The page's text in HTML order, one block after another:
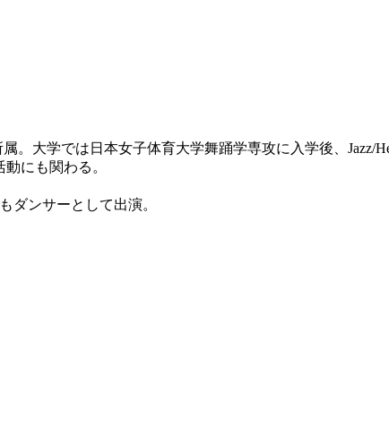
大学では日本女子体育大学舞踊学専攻に入学後、Jazz/
にも関わる。
ダンサーとして出演。